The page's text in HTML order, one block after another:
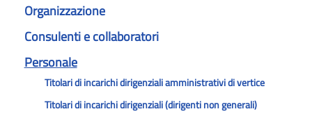
Organizzazione
Consulenti e collaboratori
Personale
Titolari di incarichi dirigenziali amministrativi di vertice
Titolari di incarichi dirigenziali (dirigenti non generali)